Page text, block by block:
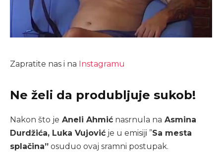
Zapratite nas i na Instagramu
Ne želi da produbljuje sukob!
Nakon što je Aneli Ahmić nasrnula na Asmina
Durdžića, Luka Vujović je u emisiji ”Sa mesta
splačina” osuduo ovaj sramni postupak.